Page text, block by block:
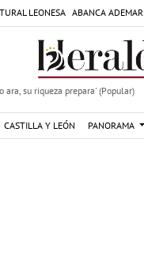
LEONESA ABANCA ADEMAR
ara, su riqueza prepara' (Popular)
CASTILLA Y LEÓN PANORAMA